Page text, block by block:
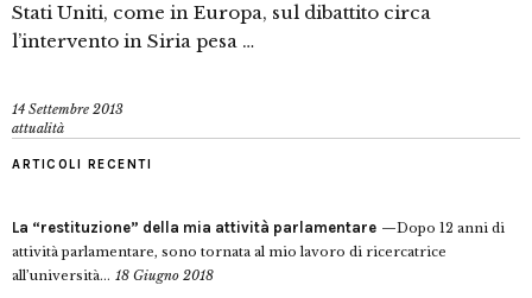
Stati Uniti, come in Europa, sul dibattito circa
l’intervento in Siria pesa …
14 Settembre 2013
attualità
ARTICOLI RECENTI
La “restituzione” della mia attività parlamentare
Dopo 12 anni di
attività parlamentare, sono tornata al mio lavoro di ricercatrice
all’università... 18 Giugno 2018